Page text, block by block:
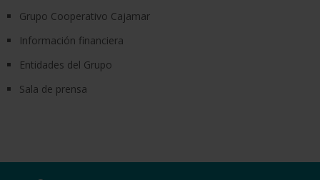
Grupo Cooperativo Cajamar
Información financiera
Entidades del Grupo
Sala de prensa